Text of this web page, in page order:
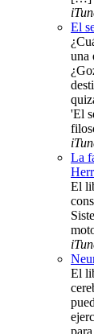
El
una
'El
La
El
El